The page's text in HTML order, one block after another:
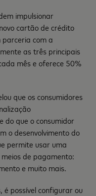
impulsionar
cartão de crédito
parceria com a
as três principais
mês e oferece 50%
que os consumidores
do que o consumidor
o desenvolvimento do
permite usar uma
de pagamento:
e muito mais.
é possível configurar ou